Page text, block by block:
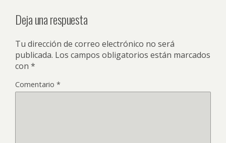
Deja una respuesta
Tu dirección de correo electrónico no será
publicada. Los campos obligatorios están marcados
con *
Comentario *